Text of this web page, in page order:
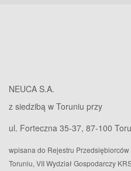
NEUCA S.A.
z siedzibą w Toruniu przy
ul. Forteczna 35-37, 87-100
wpisana do Rejestru
Toruniu, VII Wydział Gospodarczy